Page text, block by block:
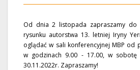
Od dnia 2 listopada zapraszamy do
rysunku autorstwa 13. letniej Iryny
oglądać w sali konferencyjnej MBP od
w godzinach 9.00 - 17.00, w
30.11.2022r. Zapraszamy!